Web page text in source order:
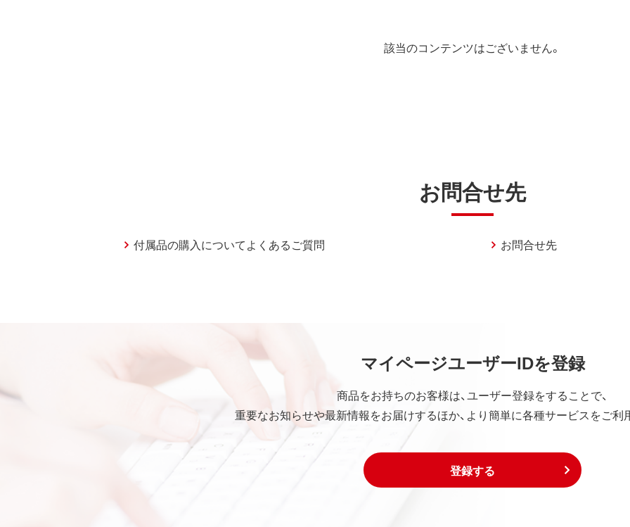
該当のコンテンツはございません。
お問合せ先
付属品の購入についてよくあるご質問 お問合せ先
マイページユーザーIDを登録
商品をお持ちのお客様は、ユーザー登録をすることで、
重要なお知らせや最新情報をお届けするほか、より簡単に各種サービスをご利
登録する